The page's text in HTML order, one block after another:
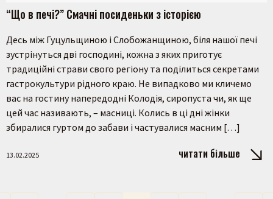
“Що в печі?” Смачні посиденьки з історією
Десь між Гуцульщиною і Слобожанщиною, біля нашої печі
зустрінуться дві господині, кожна з яких приготує
традиційні страви свого регіону та поділиться секретами
гастрокультури рідного краю. Не випадково ми кличемо
вас на гостину напередодні Колодія, сиропуста чи, як ще
цей час називають, – масниці. Колись в ці дні жінки
збиралися гуртом до забави і частувалися масним […]
13.02.2025 читати більше